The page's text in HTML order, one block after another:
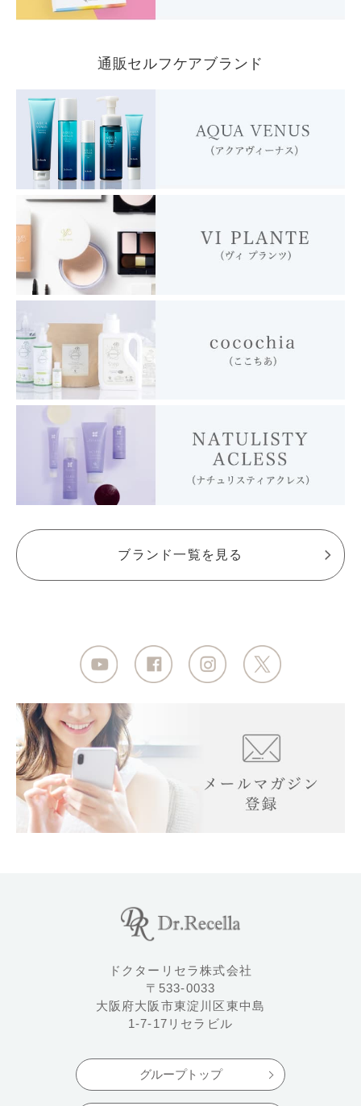
通販セルフケアブランド
ブランド一覧を見る
ドクターリセラ株式会社
〒533-0033
大阪府大阪市東淀川区東中島
1-7-17リセラビル
グループトップ